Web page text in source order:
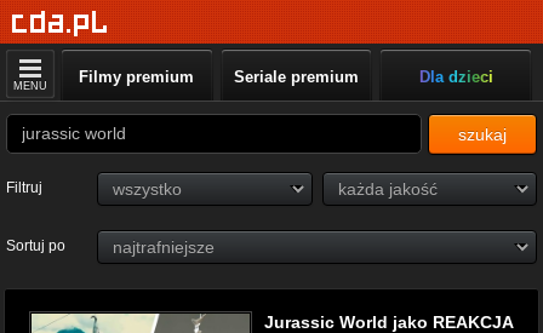
MENU Filmy premium Seriale premium Dla dzieci
szukaj
Filtruj
Sortuj po
Jurassic World jako REAKCJA